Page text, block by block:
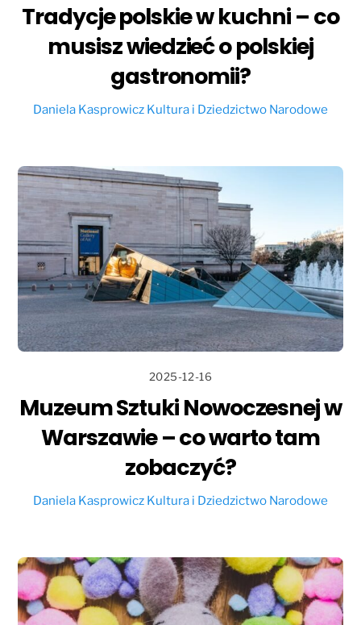
Tradycje polskie w kuchni – co
musisz wiedzieć o polskiej
gastronomii?
Daniela Kasprowicz Kultura i Dziedzictwo Narodowe
2025-12-16
Muzeum Sztuki Nowoczesnej w
Warszawie – co warto tam
zobaczyć?
Daniela Kasprowicz Kultura i Dziedzictwo Narodowe